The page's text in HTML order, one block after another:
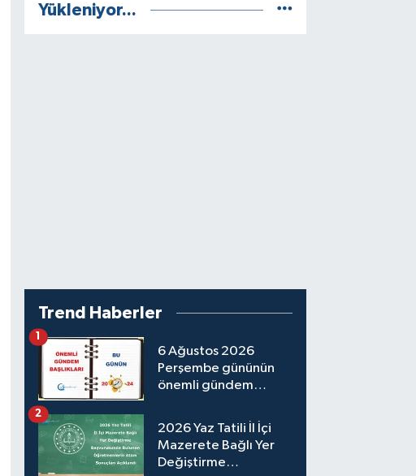
Yükleniyor...
Trend Haberler
6 Ağustos 2026
Perşembe gününün
önemli gündem
1
2026 Yaz Tatili İl İçi
Mazerete Bağlı Yer
Değiştirme
2